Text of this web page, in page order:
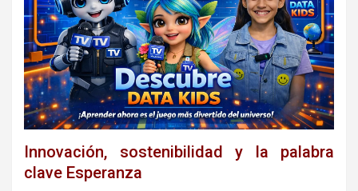
Innovación, sostenibilidad y la palabra
clave Esperanza